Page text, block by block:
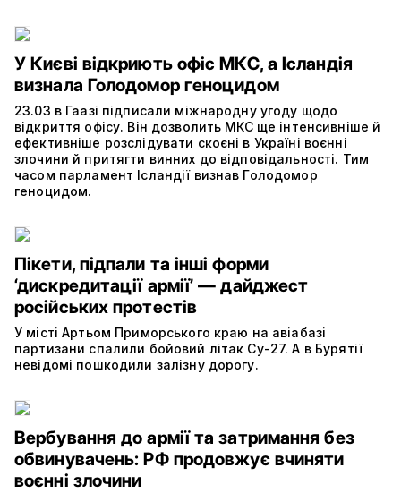
У Києві відкриють офіс МКС, а Ісландія
визнала Голодомор геноцидом
23.03 в Гаазі підписали міжнародну угоду щодо
відкриття офісу. Він дозволить МКС ще інтенсивніше й
ефективніше розслідувати скоєні в Україні воєнні
злочини й притягти винних до відповідальності. Тим
часом парламент Ісландії визнав Голодомор
геноцидом.
Пікети, підпали та інші форми
‘дискредитації армії’ — дайджест
російських протестів
У місті Артьом Приморського краю на авіабазі
партизани спалили бойовий літак Су-27. А в Бурятії
невідомі пошкодили залізну дорогу.
Вербування до армії та затримання без
обвинувачень: РФ продовжує вчиняти
воєнні злочини